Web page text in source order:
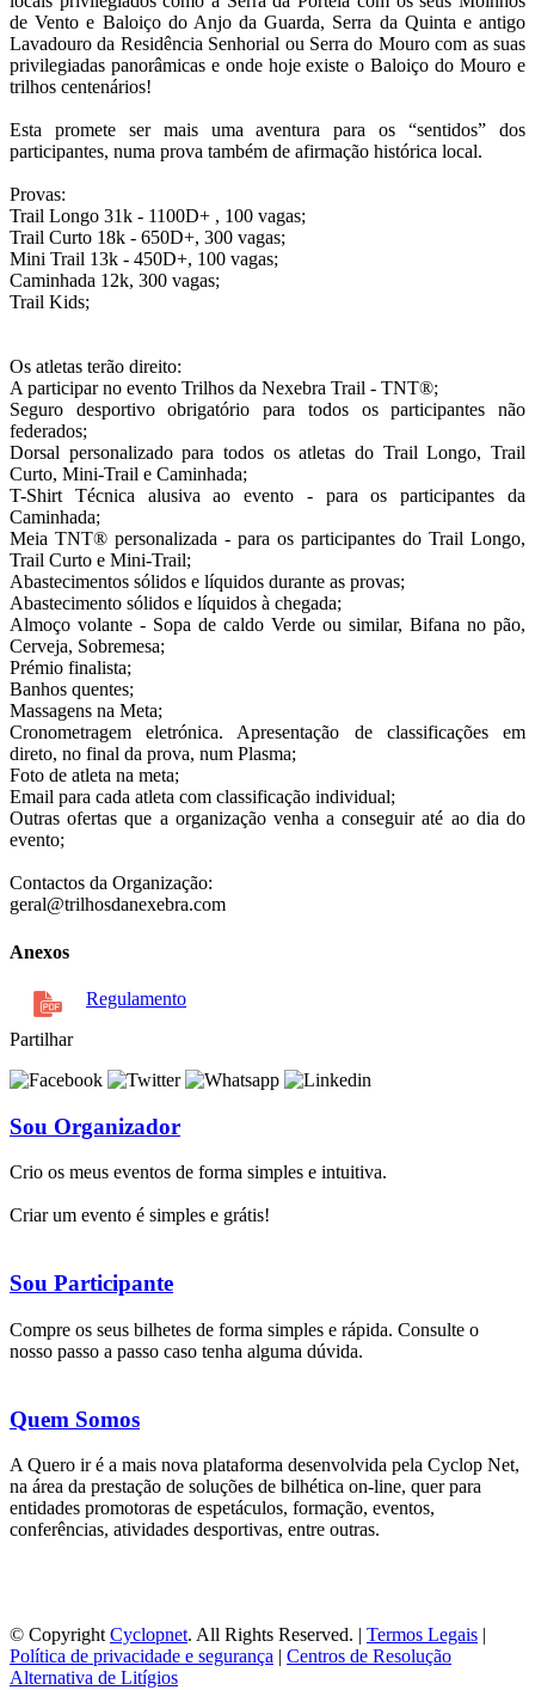
de Vento e Baloiço do Anjo da Guarda, Serra da Quinta e antigo
Lavadouro da Residência Senhorial ou Serra do Mouro com as suas
privilegiadas panorâmicas e onde hoje existe o Baloiço do Mouro e
trilhos centenários!
Esta promete ser mais uma aventura para os “sentidos” dos
participantes, numa prova também de afirmação histórica local.
Provas:
Trail Longo 31k - 1100D+ , 100 vagas;
Trail Curto 18k - 650D+, 300 vagas;
Mini Trail 13k - 450D+, 100 vagas;
Caminhada 12k, 300 vagas;
Trail Kids;
Os atletas terão direito:
A participar no evento Trilhos da Nexebra Trail - TNT®;
Seguro desportivo obrigatório para todos os participantes não
federados;
Dorsal personalizado para todos os atletas do Trail Longo, Trail
Curto, Mini-Trail e Caminhada;
T-Shirt Técnica alusiva ao evento - para os participantes da
Caminhada;
Meia TNT® personalizada - para os participantes do Trail Longo,
Trail Curto e Mini-Trail;
Abastecimentos sólidos e líquidos durante as provas;
Abastecimento sólidos e líquidos à chegada;
Almoço volante - Sopa de caldo Verde ou similar, Bifana no pão,
Cerveja, Sobremesa;
Prémio finalista;
Banhos quentes;
Massagens na Meta;
Cronometragem eletrónica. Apresentação de classificações em
direto, no final da prova, num Plasma;
Foto de atleta na meta;
Email para cada atleta com classificação individual;
Outras ofertas que a organização venha a conseguir até ao dia do
evento;
Contactos da Organização:
geral@trilhosdanexebra.com
Anexos
Regulamento
Partilhar
Sou Organizador
Crio os meus eventos de forma simples e intuitiva.
Criar um evento é simples e grátis!
Sou Participante
Compre os seus bilhetes de forma simples e rápida. Consulte o
nosso passo a passo caso tenha alguma dúvida.
Quem Somos
A Quero ir é a mais nova plataforma desenvolvida pela Cyclop Net,
na área da prestação de soluções de bilhética on-line, quer para
entidades promotoras de espetáculos, formação, eventos,
conferências, atividades desportivas, entre outras.
© Copyright Cyclopnet. All Rights Reserved. | Termos Legais |
Política de privacidade e segurança | Centros de Resolução
Alternativa de Litígios